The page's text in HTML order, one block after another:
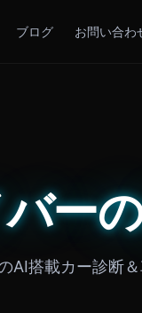
ブログ お問い合わ
ー
AI搭載カー診断＆